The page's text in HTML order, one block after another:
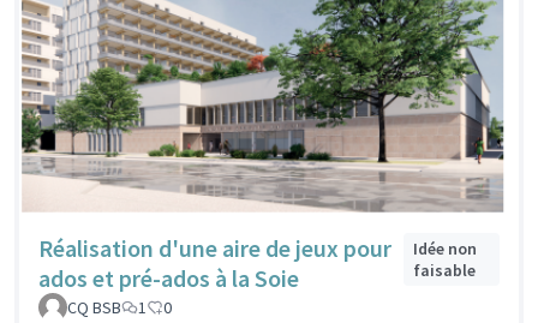
Réalisation d'une aire de jeux pour
ados et pré-ados à la Soie
Idée non
faisable
CQ BSB
1 0